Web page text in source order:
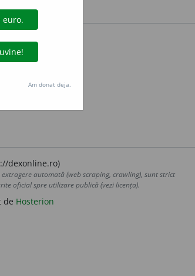
dexonline.ro)
automată (web scraping, crawling), sunt strict
oficial spre utilizare publică (vezi licența).
de Hosterion
Am donat deja.